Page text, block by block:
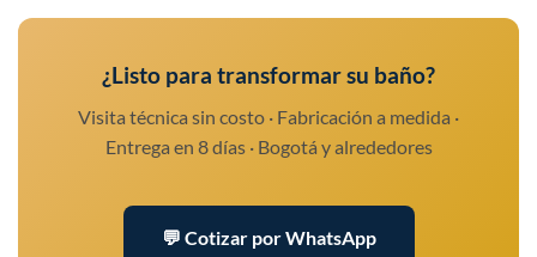
¿Listo para transformar su baño?
Visita técnica sin costo · Fabricación a medida ·
Entrega en 8 días · Bogotá y alrededores
💬 Cotizar por WhatsApp